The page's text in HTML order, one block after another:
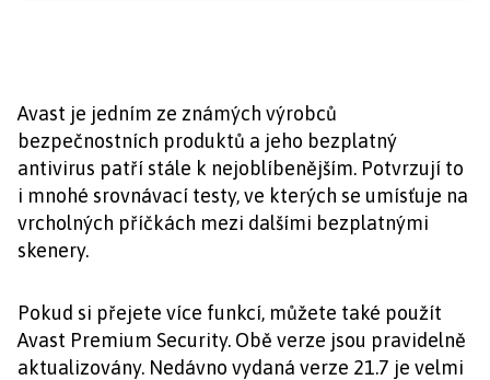
Avast je jedním ze známých výrobců
bezpečnostních produktů a jeho bezplatný
antivirus patří stále k nejoblíbenějším. Potvrzují to
i mnohé srovnávací testy, ve kterých se umísťuje na
vrcholných příčkách mezi dalšími bezplatnými
skenery.
Pokud si přejete více funkcí, můžete také použít
Avast Premium Security. Obě verze jsou pravidelně
aktualizovány. Nedávno vydaná verze 21.7 je velmi